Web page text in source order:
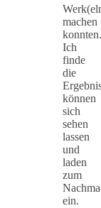
machen
konnten.
Ich
finde
die
können
sich
sehen
lassen
und
laden
zum
ein.